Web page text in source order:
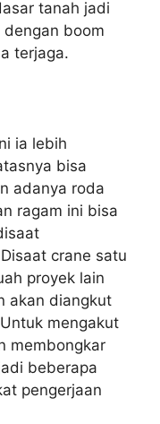
tanah jadi
boom
terjaga.
ia lebih
bisa
adanya roda
ragam ini bisa
crane satu
proyek lain
akan diangkut
mengakut
membongkar
beberapa
pengerjaan